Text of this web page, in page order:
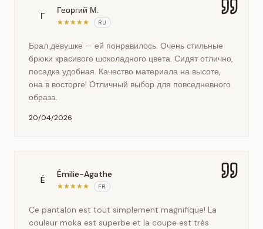
Г
Георгий М.
★★★★★ RU
Брал девушке — ей понравилось. Очень стильные
брюки красивого шоколадного цвета. Сидят отлично,
посадка удобная. Качество материала на высоте,
она в восторге! Отличный выбор для повседневного
образа.
20/04/2026
É
Émilie-Agathe
★★★★★ FR
Ce pantalon est tout simplement magnifique! La
couleur moka est superbe et la coupe est très